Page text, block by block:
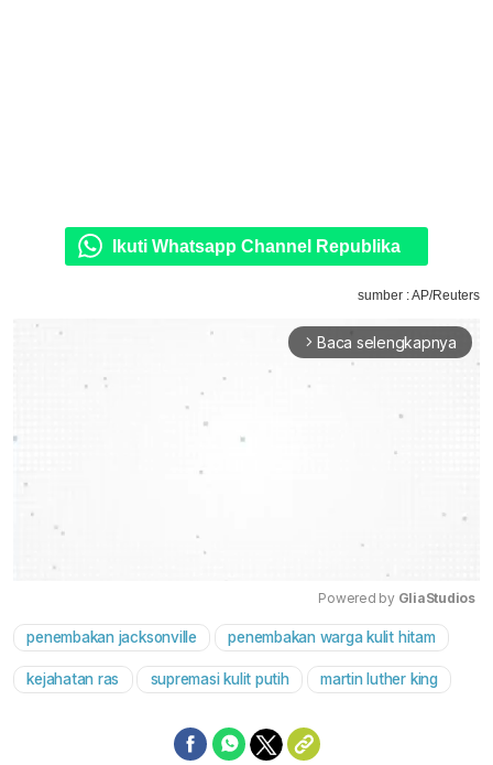
Ikuti Whatsapp Channel Republika
sumber : AP/Reuters
arrow_forward_ios Baca selengkapnya
Mute
Powered by GliaStudios
penembakan jacksonville penembakan warga kulit hitam
kejahatan ras supremasi kulit putih martin luther king